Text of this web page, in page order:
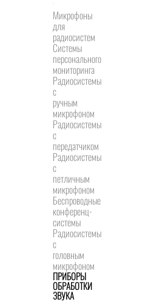
Микрофоны
для
радиосистем
Системы
персонального
мониторинга
Радиосистемы
c
ручным
микрофоном
Радиосистемы
с
передатчиком
Радиосистемы
с
петличным
микрофоном
Беспроводные
конференц-
системы
Радиосистемы
с
головным
микрофоном
ПРИБОРЫ
ОБРАБОТКИ
ЗВУКА